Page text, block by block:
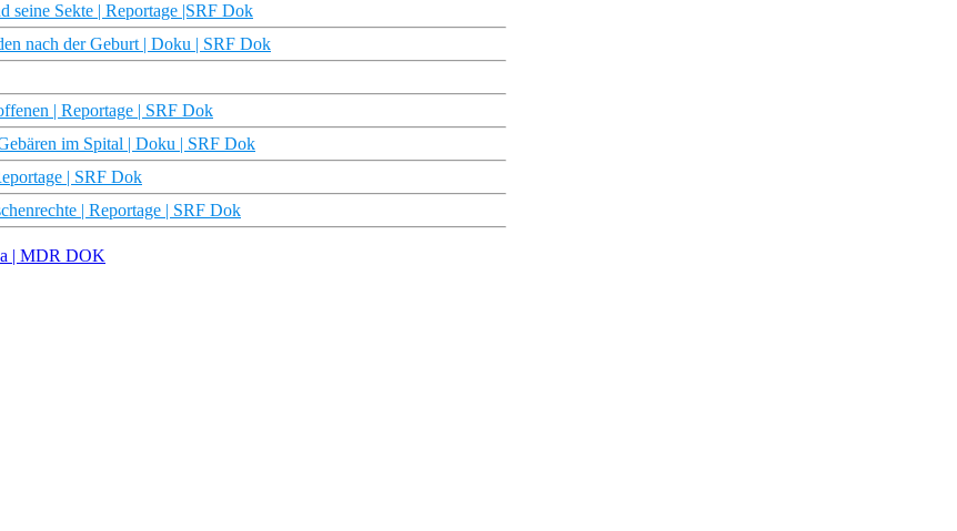
seine Sekte | Reportage |SRF Dok
nach der Geburt | Doku | SRF Dok
| Reportage | SRF Dok
im Spital | Doku | SRF Dok
| SRF Dok
| Reportage | SRF Dok
| MDR DOK